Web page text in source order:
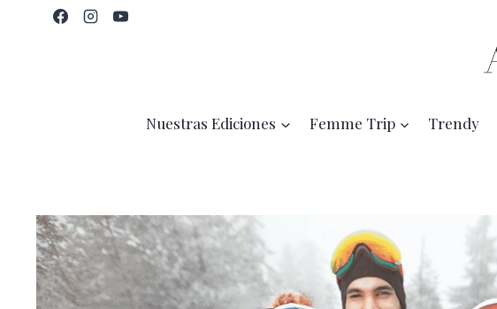
Nuestras Ediciones Femme Trip Trendy